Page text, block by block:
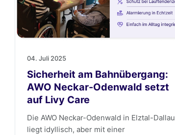
04. Juli 2025
Sicherheit am Bahnübergang:
AWO Neckar-Odenwald setzt
auf Livy Care
Die AWO Neckar-Odenwald in Elztal-Dallau
liegt idyllisch, aber mit einer